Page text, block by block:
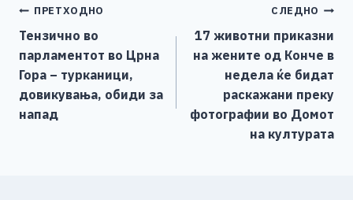
b
o
o
k
n
g
er
p
Li
n
k
Навигација
на
напис
ПРЕТХОДНО
Тензично во
парламентот во Црна
Гора – турканици,
довикувања, обиди за
напад
СЛЕДНО
17 животни приказни
на жените од Конче в
недела ќе бидат
раскажани преку
фотографии во Домот
на културата